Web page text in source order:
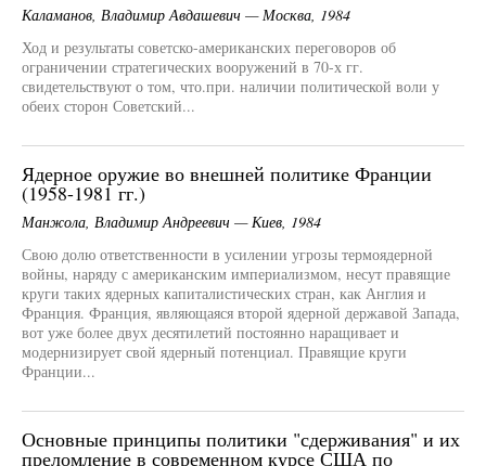
Каламанов, Владимир Авдашевич — Москва, 1984
Ход и результаты советско-американских переговоров об
ограничении стратегических вооружений в 70-х гг.
свидетельствуют о том, что.при. наличии политической воли у
обеих сторон Советский...
Ядерное оружие во внешней политике Франции
(1958-1981 гг.)
Манжола, Владимир Андреевич — Киев, 1984
Свою долю ответственности в усилении угрозы термоядерной
войны, наряду с американским империализмом, несут правящие
круги таких ядерных капиталистических стран, как Англия и
Франция. Франция, являющаяся второй ядерной державой Запада,
вот уже более двух десятилетий постоянно наращивает и
модернизирует свой ядерный потенциал. Правящие круги
Франции...
Основные принципы политики "сдерживания" и их
преломление в современном курсе США по